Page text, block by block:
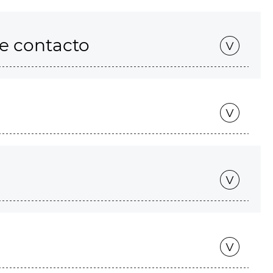
contacto